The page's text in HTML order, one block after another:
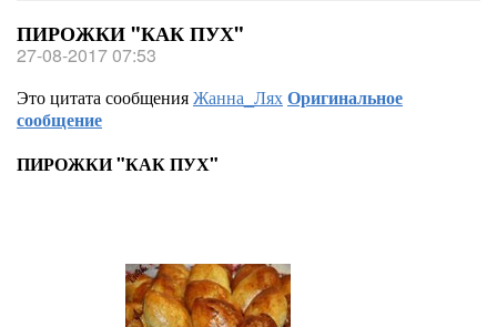
ПИРОЖКИ "КАК ПУХ"
27-08-2017 07:53
Это цитата сообщенияЖанна_ЛяхОригинальное
сообщение
ПИРОЖКИ "КАК ПУХ"